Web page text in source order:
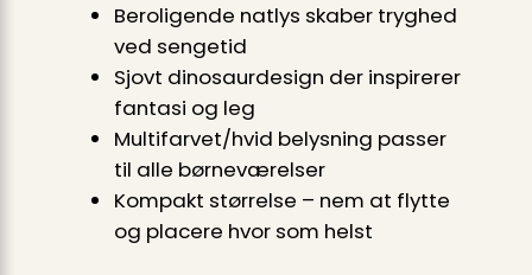
Beroligende natlys skaber tryghed
ved sengetid
Sjovt dinosaurdesign der inspirerer
fantasi og leg
Multifarvet/hvid belysning passer
til alle børneværelser
Kompakt størrelse – nem at flytte
og placere hvor som helst